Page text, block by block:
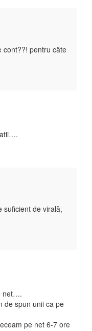
cont??! pentru câte
suficient de virală,
net….
de spun unii ca pe
pe net 6-7 ore